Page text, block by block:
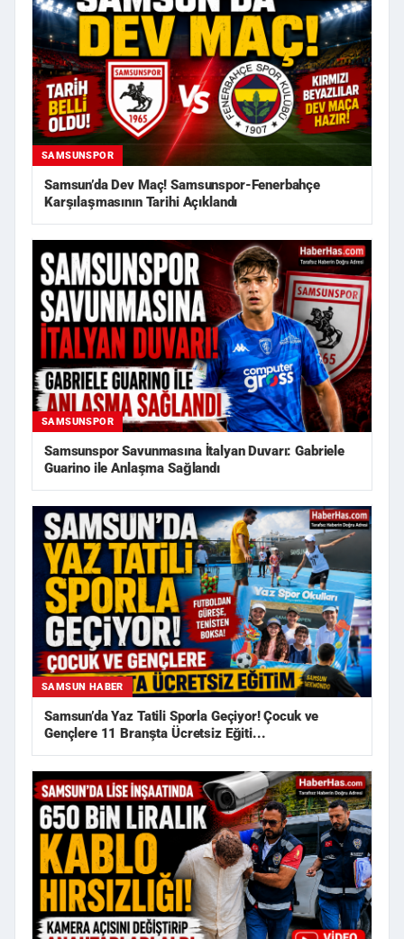
SAMSUNSPOR
Samsun’da Dev Maç! Samsunspor-Fenerbahçe
Karşılaşmasının Tarihi Açıklandı
SAMSUNSPOR
Samsunspor Savunmasına İtalyan Duvarı: Gabriele
Guarino ile Anlaşma Sağlandı
SAMSUN HABER
Samsun’da Yaz Tatili Sporla Geçiyor! Çocuk ve
Gençlere 11 Branşta Ücretsiz Eğiti...